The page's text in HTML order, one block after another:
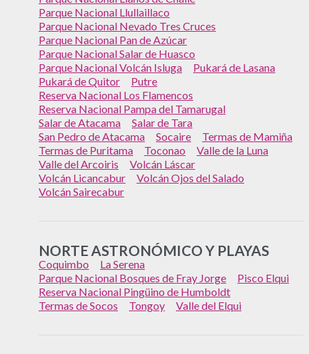
Parque Nacional Llullaillaco
Parque Nacional Nevado Tres Cruces
Parque Nacional Pan de Azúcar
Parque Nacional Salar de Huasco
Parque Nacional Volcán Isluga
Pukará de Lasana
Pukará de Quitor
Putre
Reserva Nacional Los Flamencos
Reserva Nacional Pampa del Tamarugal
Salar de Atacama
Salar de Tara
San Pedro de Atacama
Socaire
Termas de Mamiña
Termas de Puritama
Toconao
Valle de la Luna
Valle del Arcoiris
Volcán Láscar
Volcán Licancabur
Volcán Ojos del Salado
Volcán Sairecabur
NORTE ASTRONÓMICO Y PLAYAS
Coquimbo
La Serena
Parque Nacional Bosques de Fray Jorge
Pisco Elqui
Reserva Nacional Pingüino de Humboldt
Termas de Socos
Tongoy Valle del Elqui